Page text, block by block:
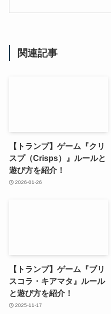
関連記事
【トランプ】ゲーム『クリ
スプ（Crisps）』ルールと
遊び方を紹介！
2026-01-26
【トランプ】ゲーム『ブリ
スコラ・キアマタ』ルール
と遊び方を紹介！
2025-11-17